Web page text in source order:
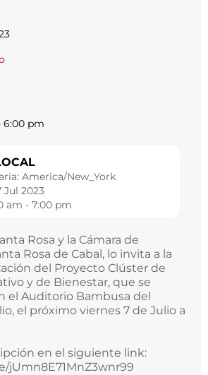
6:00 pm
America/New_York
Jul 2023
am - 7:00 pm
Rosa y la Cámara de
Rosa de Cabal, lo invita a la
del Proyecto Clúster de
y de Bienestar, que se
el Auditorio Bambusa del
el próximo viernes 7 de Julio a
en el siguiente link:
jUmn8E71MnZ3wnr99